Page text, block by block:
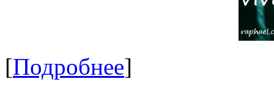
[Подробнее]